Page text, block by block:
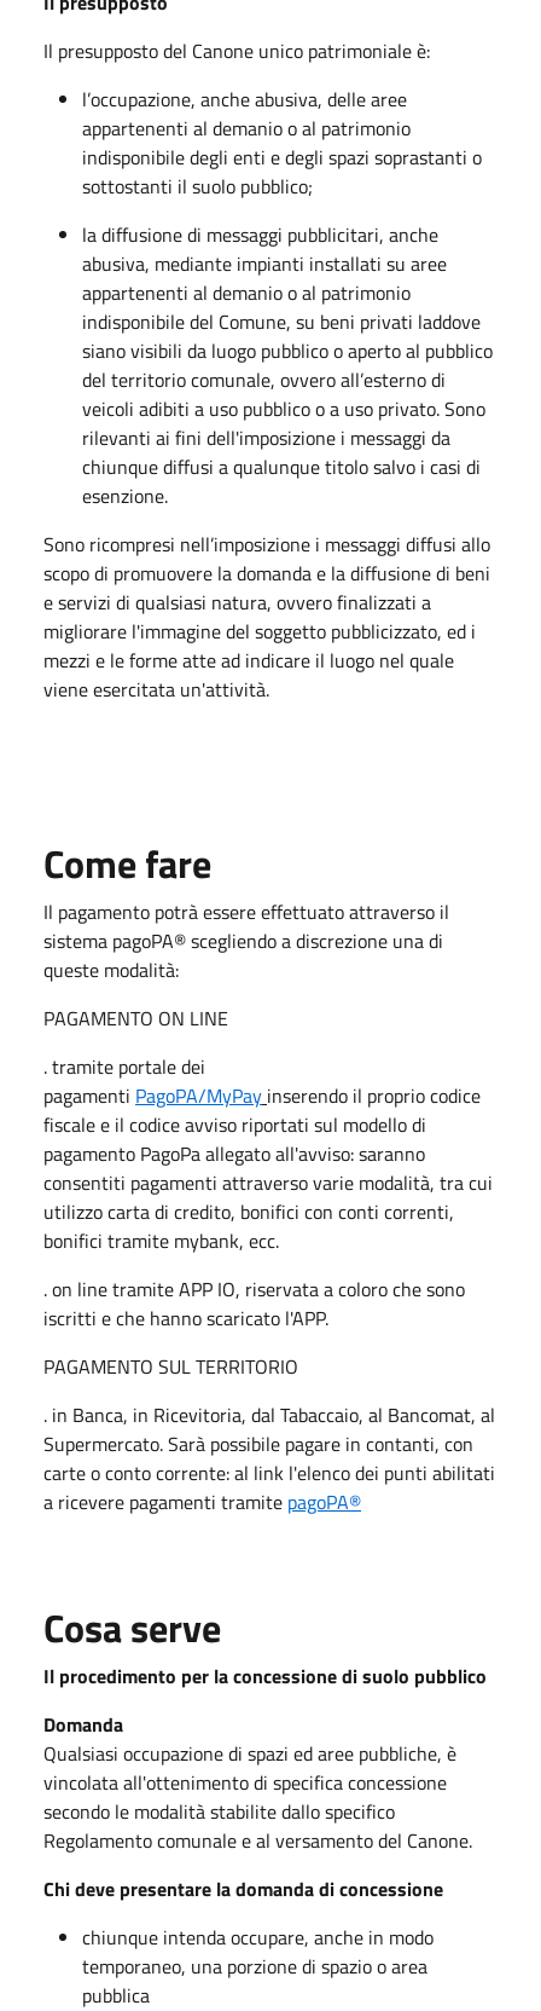
Il presupposto del Canone unico patrimoniale è:
l’occupazione, anche abusiva, delle aree
appartenenti al demanio o al patrimonio
indisponibile degli enti e degli spazi soprastanti o
sottostanti il suolo pubblico;
la diffusione di messaggi pubblicitari, anche
abusiva, mediante impianti installati su aree
appartenenti al demanio o al patrimonio
indisponibile del Comune, su beni privati laddove
siano visibili da luogo pubblico o aperto al pubblico
del territorio comunale, ovvero all’esterno di
veicoli adibiti a uso pubblico o a uso privato. Sono
rilevanti ai fini dell'imposizione i messaggi da
chiunque diffusi a qualunque titolo salvo i casi di
esenzione.
Sono ricompresi nell’imposizione i messaggi diffusi allo
scopo di promuovere la domanda e la diffusione di beni
e servizi di qualsiasi natura, ovvero finalizzati a
migliorare l'immagine del soggetto pubblicizzato, ed i
mezzi e le forme atte ad indicare il luogo nel quale
viene esercitata un'attività.
Come fare
Il pagamento potrà essere effettuato attraverso il
sistema pagoPA® scegliendo a discrezione una di
queste modalità:
PAGAMENTO ON LINE
. tramite portale dei
pagamenti PagoPA/MyPay inserendo il proprio codice
fiscale e il codice avviso riportati sul modello di
pagamento PagoPa allegato all'avviso: saranno
consentiti pagamenti attraverso varie modalità, tra cui
utilizzo carta di credito, bonifici con conti correnti,
bonifici tramite mybank, ecc.
. on line tramite APP IO, riservata a coloro che sono
iscritti e che hanno scaricato l'APP.
PAGAMENTO SUL TERRITORIO
. in Banca, in Ricevitoria, dal Tabaccaio, al Bancomat, al
Supermercato. Sarà possibile pagare in contanti, con
carte o conto corrente: al link l'elenco dei punti abilitati
a ricevere pagamenti tramite pagoPA®
Cosa serve
Il procedimento per la concessione di suolo pubblico
Domanda
Qualsiasi occupazione di spazi ed aree pubbliche, è
vincolata all'ottenimento di specifica concessione
secondo le modalità stabilite dallo specifico
Regolamento comunale e al versamento del Canone.
Chi deve presentare la domanda di concessione
chiunque intenda occupare, anche in modo
temporaneo, una porzione di spazio o area
pubblica